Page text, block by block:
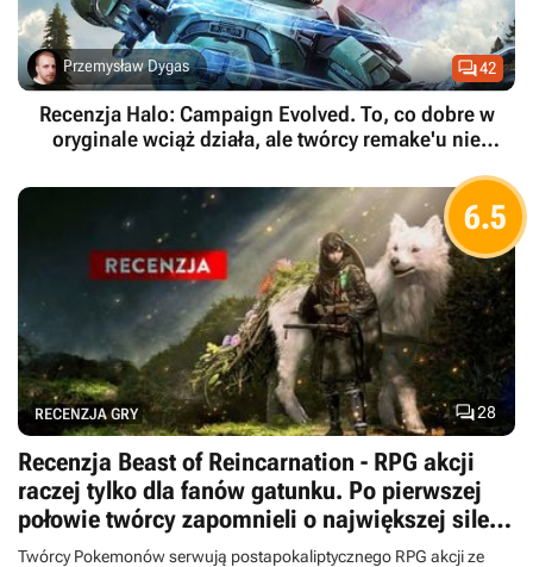
42
Przemysław Dygas
Recenzja Halo: Campaign Evolved. To, co dobre w
oryginale wciąż działa, ale twórcy remake'u nie
28
RECENZJA GRY
6.5
Recenzja Beast of Reincarnation - RPG akcji
raczej tylko dla fanów gatunku. Po pierwszej
połowie twórcy zapomnieli o największej sile
swojej gry
Twórcy Pokemonów serwują postapokaliptycznego RPG akcji ze